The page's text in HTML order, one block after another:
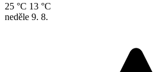
25 °C 13 °C
neděle 9. 8.